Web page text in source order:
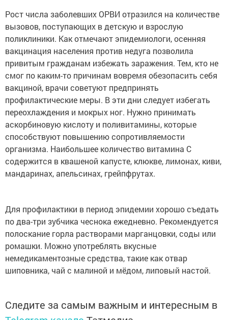
Рост числа заболевших ОРВИ отразился на количестве
вызовов, поступающих в детскую и взрослую
поликлиники. Как отмечают эпидемиологи, осенняя
вакцинация населения против недуга позволила
привитым гражданам избежать заражения. Тем, кто не
смог по каким-то причинам вовремя обезопасить себя
вакциной, врачи советуют предпринять
профилактические меры. В эти дни следует избегать
переохлаждения и мокрых ног. Нужно принимать
аскорбиновую кислоту и поливитамины, которые
способствуют повышению сопротивляемости
организма. Наибольшее количество витамина С
содержится в квашеной капусте, клюкве, лимонах, киви,
мандаринах, апельсинах, грейпфрутах.
Для профилактики в период эпидемии хорошо съедать
по два-три зубчика чеснока ежедневно. Рекомендуется
полоскание горла растворами марганцовки, соды или
ромашки. Можно употреблять вкусные
немедикаментозные средства, такие как отвар
шиповника, чай с малиной и мёдом, липовый настой.
Следите за самым важным и интересным в